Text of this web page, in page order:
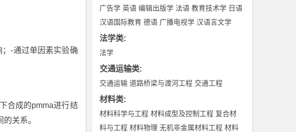
-通过单因素实验确
合成的pmma进行结
关系。
广告学 英语 编辑出版学 法语 教育技术学 日语
汉语国际教育 德语 广播电视学 汉语言文学
法学类:
法学
交通运输类:
交通运输 道路桥梁与渡河工程 交通工程
材料类:
材料科学与工程 材料成型及控制工程 复合材
料与工程 材料物理 无机非金属材料工程 材料